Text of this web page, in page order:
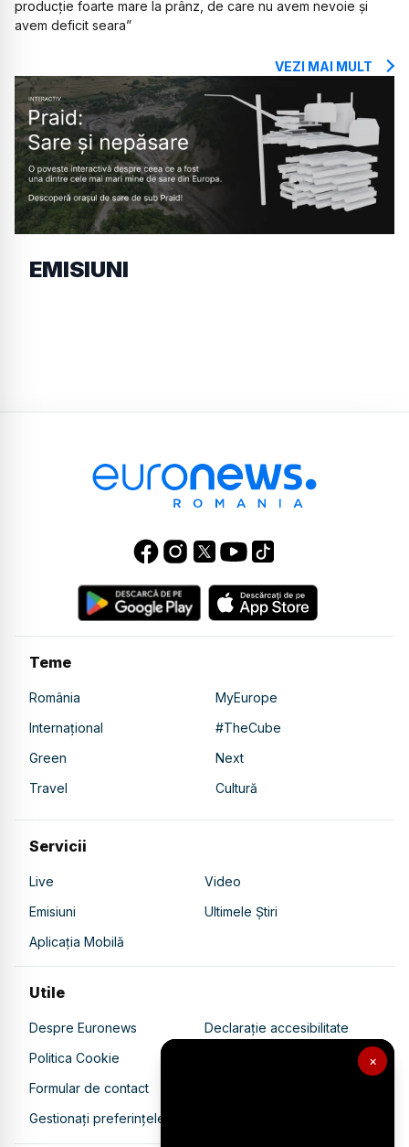
×
producție foarte mare la prânz, de care nu avem nevoie și
avem deficit seara”
VEZI MAI MULT
EMISIUNI
Teme
România
MyEurope
Internațional
#TheCube
Green
Next
Travel
Cultură
Servicii
Live
Video
Emisiuni
Ultimele Știri
Aplicația Mobilă
Utile
Despre Euronews
Declarație accesibilitate
Politica Cookie
Politica de confidențialitate
Formular de contact
Gestionați preferințele